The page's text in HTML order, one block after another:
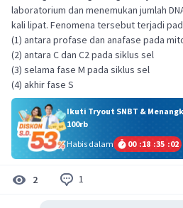
laboratorium dan menemukan jumlah
kali lipat. Fenomena tersebut terjadi
(1) antara profase dan anafase pada
(2) antara C dan C2 pada siklus sel
(3) selama fase M pada siklus sel
(4) akhir fase S
Ikuti Tryout SNBT &
100rb
Habis dalam
00 :18 :35 :02
2 1